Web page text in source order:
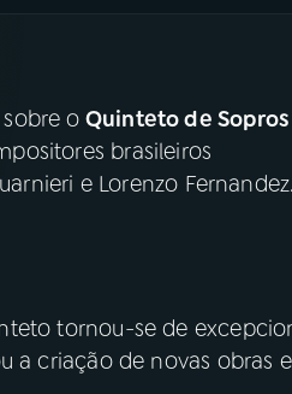
o Quinteto de Sopros
brasileiros
e Lorenzo Fernandez.
tornou-­se de
a criação de novas obras